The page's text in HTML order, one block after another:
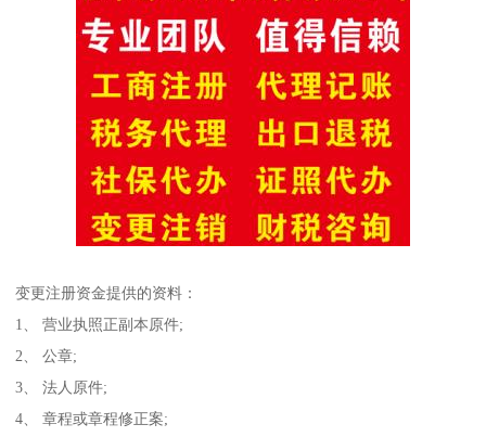
变更注册资金提供的资料：
1、 营业执照正副本原件;
2、 公章;
3、 法人原件;
4、 章程或章程修正案;